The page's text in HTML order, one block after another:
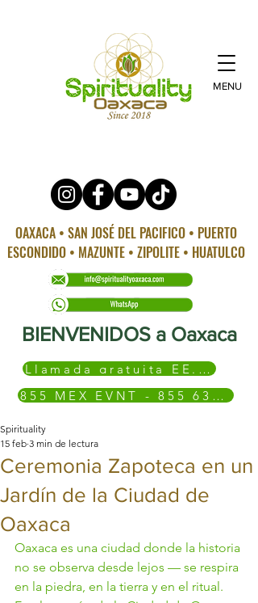
OAXACA • SAN JOSÉ DEL PACIFICO • PUERTO
ESCONDIDO • MAZUNTE • ZIPOLITE • HUATULCO
MENU
BIENVENIDOS a Oaxaca
Llamada gratuita EE. UU. y Canadá
855 MEX EVNT - 855 639 3868
Ceremonia Zapoteca en un
Jardín de la Ciudad de
Oaxaca
Spirituality
15 feb 3 min de lectura
Oaxaca es una ciudad donde la historia
no se observa desde lejos — se respira
en la piedra, en la tierra y en el ritual.